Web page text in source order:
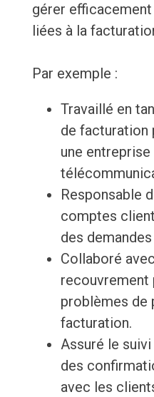
gérer
liées à la
Par exemple :
Travaillé en
de facturation
une entreprise
Responsable
comptes
des
Collaboré
recouvrement
problèmes de
facturation.
Assuré le
des
avec les